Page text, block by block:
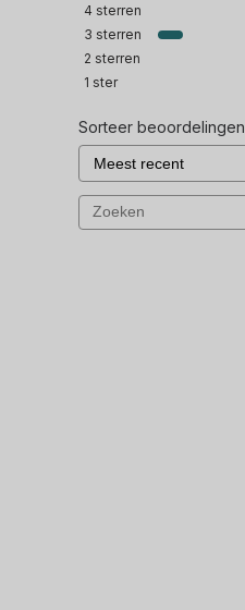
4 sterren
3 sterren
2 sterren
1 ster
Sorteer beoordelingen